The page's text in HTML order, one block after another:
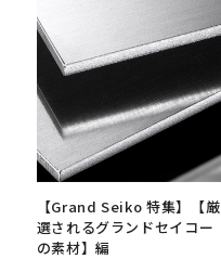
【Grand Seiko 特集】【厳
選されるグランドセイコー
の素材】編